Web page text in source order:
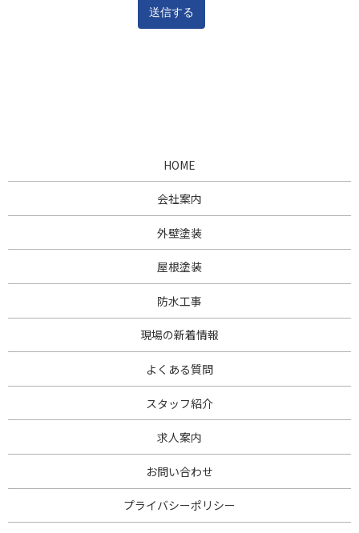
HOME
会社案内
外壁塗装
屋根塗装
防水工事
現場の新着情報
よくある質問
スタッフ紹介
求人案内
お問い合わせ
プライバシーポリシー